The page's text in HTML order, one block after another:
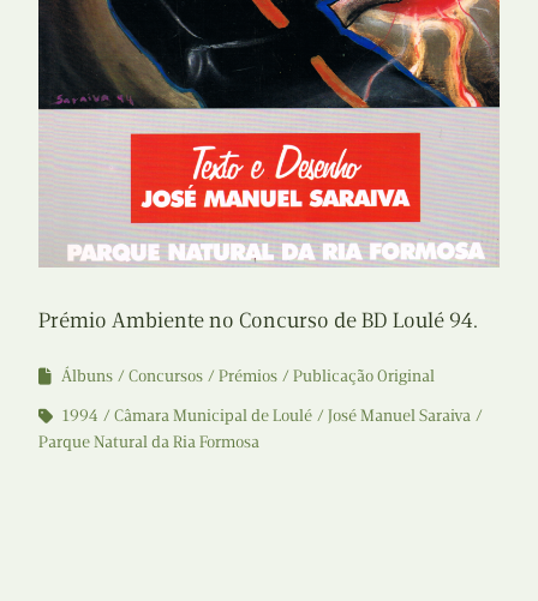
Prémio Ambiente no Concurso de BD Loulé 94.
Álbuns Concursos Prémios
Publicação Original
1994
Câmara Municipal de Loulé
José Manuel Saraiva
Parque Natural da Ria Formosa